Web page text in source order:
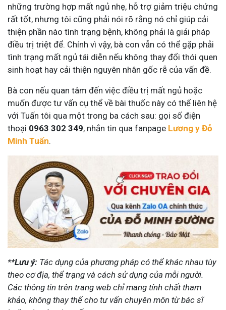
những trường hợp mất ngủ nhẹ, hỗ trợ giảm triệu chứng
rất tốt, nhưng tôi cũng phải nói rõ rằng nó chỉ giúp cải
thiện phần nào tình trạng bệnh, không phải là giải pháp
điều trị triệt để. Chính vì vậy, bà con vẫn có thể gặp phải
tình trạng mất ngủ tái diễn nếu không thay đổi thói quen
sinh hoạt hay cải thiện nguyên nhân gốc rễ của vấn đề.
Bà con nếu quan tâm đến việc điều trị mất ngủ hoặc
muốn được tư vấn cụ thể về bài thuốc này có thể liên hệ
với Tuấn tôi qua một trong ba cách sau: gọi số điện
thoại 0963 302 349, nhắn tin qua fanpage Lương y Đỗ
Minh Tuấn.
**Lưu ý: Tác dụng của phương pháp có thể khác nhau tùy
theo cơ địa, thể trạng và cách sử dụng của mỗi người.
Các thông tin trên trang web chỉ mang tính chất tham
khảo, không thay thế cho tư vấn chuyên môn từ bác sĩ